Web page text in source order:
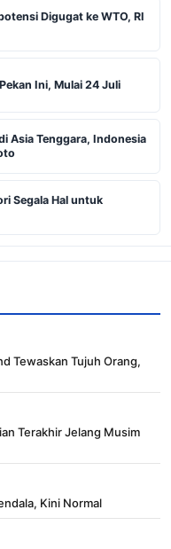
Digugat ke WTO, RI
Ini, Mulai 24 Juli
Asia Tenggara, Indonesia
Segala Hal untuk
Tewaskan Tujuh Orang,
Terakhir Jelang Musim
Kini Normal